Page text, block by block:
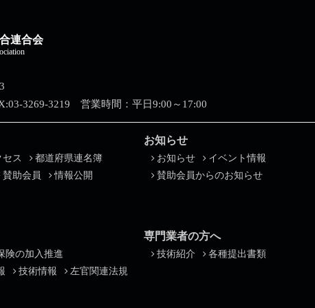
連合会
3269-3219 営業時間：平日9:00～17:00
セス
都道府県連名簿
賛助会員
情報公開
お知らせ
お知らせ
イベント情報
賛助会員からのお知らせ
険の加入推進
技術情報 左官関連法規
専門業者の方へ
技術紹介 各種提出書類